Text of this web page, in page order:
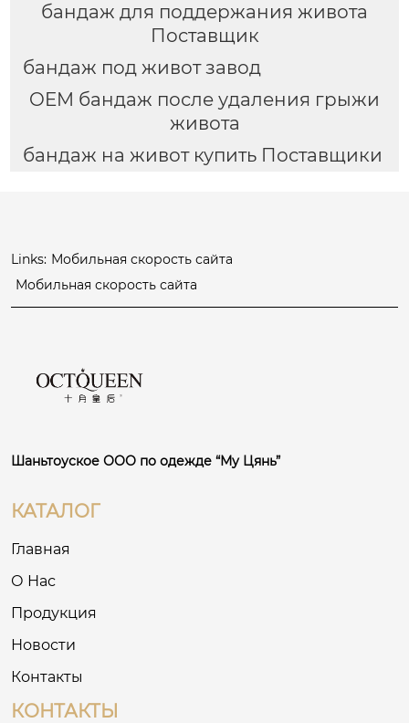
бандаж для поддержания живота
Поставщик
бандаж под живот завод
OEM бандаж после удаления грыжи
живота
бандаж на живот купить Поставщики
Links: Мобильная скорость сайта
Мобильная скорость сайта
Шаньтоуское ООО по одежде “Му Цянь”
КАТАЛОГ
Главная
О Нас
Продукция
Новости
Контакты
КОНТАКТЫ